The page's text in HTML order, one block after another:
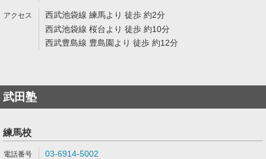
西武池袋線 練馬より 徒歩 約2分
西武池袋線 桜台より 徒歩 約10分
西武豊島線 豊島園より 徒歩 約12分
武田塾
練馬校
03-6914-5002